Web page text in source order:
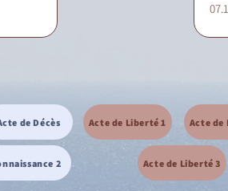
de Décès
2
Acte de Liberté 1 Acte de
Acte de Liberté 3